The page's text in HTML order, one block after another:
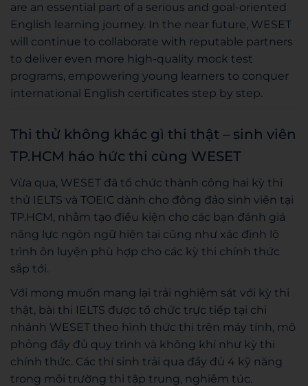
are an essential part of a serious and goal-oriented
English learning journey. In the near future, WESET
will continue to collaborate with reputable partners
to deliver even more high-quality mock test
programs, empowering young learners to conquer
international English certificates step by step.
Thi thử không khác gì thi thật – sinh viên
TP.HCM háo hức thi cùng WESET
Vừa qua, WESET đã tổ chức thành công hai kỳ thi
thử IELTS và TOEIC dành cho đông đảo sinh viên tại
TP.HCM, nhằm tạo điều kiện cho các bạn đánh giá
năng lực ngôn ngữ hiện tại cũng như xác định lộ
trình ôn luyện phù hợp cho các kỳ thi chính thức
sắp tới.
Với mong muốn mang lại trải nghiệm sát với kỳ thi
thật, bài thi IELTS được tổ chức trực tiếp tại chi
nhánh WESET theo hình thức thi trên máy tính, mô
phỏng đầy đủ quy trình và không khí như kỳ thi
chính thức. Các thí sinh trải qua đầy đủ 4 kỹ năng
trong môi trường thi tập trung, nghiêm túc.